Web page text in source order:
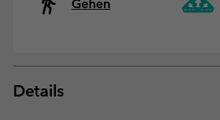
Gehen
Details